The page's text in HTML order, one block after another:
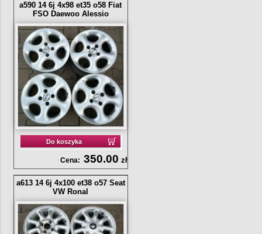
a590 14 6j 4x98 et35 o58 Fiat
FSO Daewoo Alessio
Do koszyka
Cena: 350.00 zł
a613 14 6j 4x100 et38 o57 Seat
VW Ronal